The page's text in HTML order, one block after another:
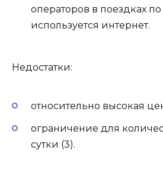
операторов в поездках
используется интернет.
Недостатки:
относительно высокая
ограничение для
сутки (3).